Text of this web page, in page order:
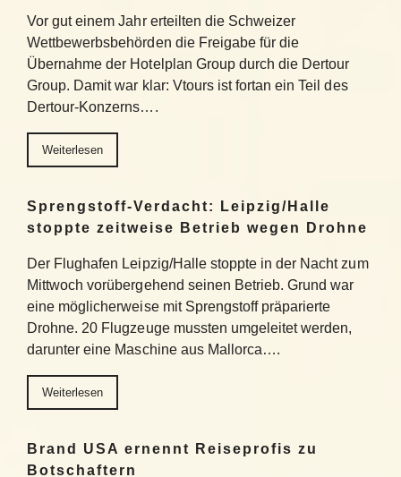
Vor gut einem Jahr erteilten die Schweizer
Wettbewerbsbehörden die Freigabe für die
Übernahme der Hotelplan Group durch die Dertour
Group. Damit war klar: Vtours ist fortan ein Teil des
Dertour-Konzerns….
Weiterlesen
Sprengstoff-Verdacht: Leipzig/Halle
stoppte zeitweise Betrieb wegen Drohne
Der Flughafen Leipzig/Halle stoppte in der Nacht zum
Mittwoch vorübergehend seinen Betrieb. Grund war
eine möglicherweise mit Sprengstoff präparierte
Drohne. 20 Flugzeuge mussten umgeleitet werden,
darunter eine Maschine aus Mallorca….
Weiterlesen
Brand USA ernennt Reiseprofis zu
Botschaftern